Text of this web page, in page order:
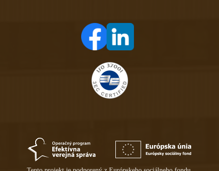
(otvára sa v novom tabe)
(otvára sa v novom tabe)